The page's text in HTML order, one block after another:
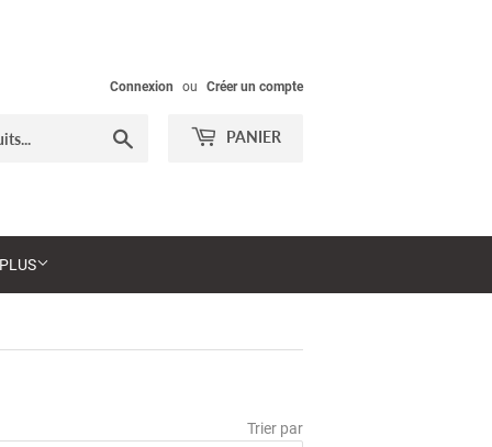
Connexion ou Créer un compte
Chercher PANIER
PLUS
Trier par